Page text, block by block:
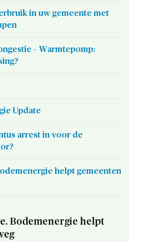
in uw gemeente met
– Warmtepomp:
Update
arrest in voor de
helpt gemeenten
Bodemenergie helpt